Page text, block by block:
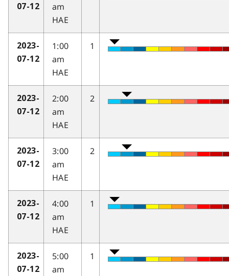
07-12
am
HAE
2023-
07-12
1:00
am
HAE
1
2023-
07-12
2:00
am
HAE
2
2023-
07-12
3:00
am
HAE
2
2023-
07-12
4:00
am
HAE
1
2023-
07-12
5:00
am
1